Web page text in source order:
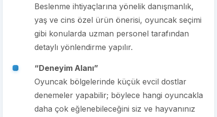
Beslenme ihtiyaçlarına yönelik danışmanlık,
yaş ve cins özel ürün önerisi, oyuncak seçimi
gibi konularda uzman personel tarafından
detaylı yönlendirme yapılır.
“Deneyim Alanı”
Oyuncak bölgelerinde küçük evcil dostlar
denemeler yapabilir; böylece hangi oyuncakla
daha çok eğlenebileceğini siz ve hayvanınız